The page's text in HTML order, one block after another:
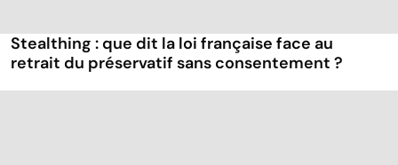
Stealthing : que dit la loi française face au
retrait du préservatif sans consentement ?